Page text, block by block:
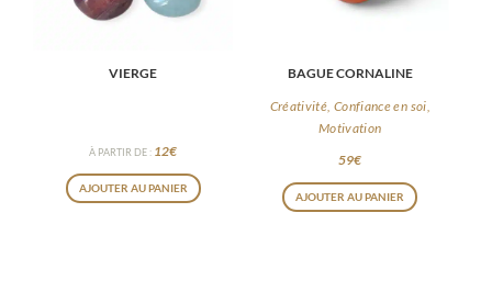
produit
VIERGE
À PARTIR DE : 12€
AJOUTER AU PANIER
BAGUE CORNALINE
Créativité, Confiance en soi,
Motivation
59€
AJOUTER AU PANIER